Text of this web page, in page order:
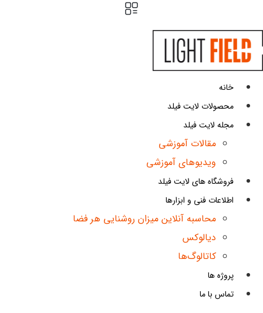
به
محتوا
خانه
محصولات لایت فیلد
مجله لایت فیلد
مقالات آموزشی
ویدیوهای آموزشی
فروشگاه های لایت فیلد
اطلاعات فنی و ابزارها
محاسبه آنلاین میزان روشنایی هر فضا
دیالوکس
کاتالوگ‌ها
پروژه ها
تماس با ما